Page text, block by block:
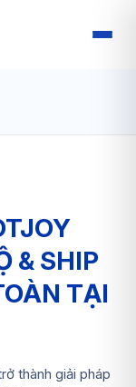
& SHIP
TẠI
thành giải pháp